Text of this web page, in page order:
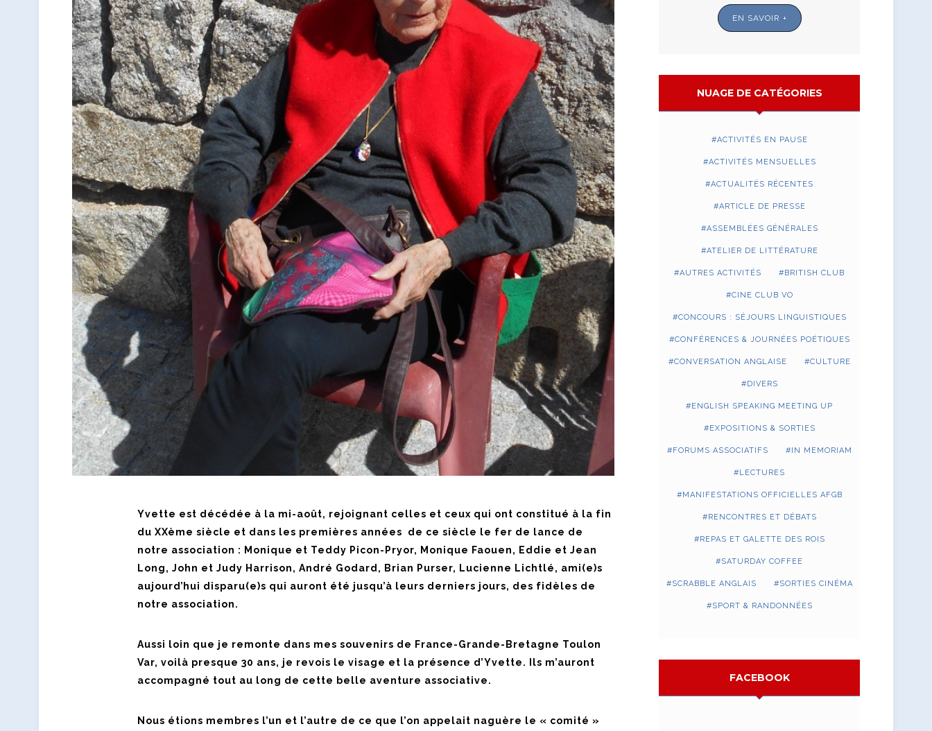
Yvette est décédée à la mi-août, rejoignant celles et ceux qui ont constitué à la fin
du XXème siècle et dans les premières années de ce siècle le fer de lance de
notre association : Monique et Teddy Picon-Pryor, Monique Faouen, Eddie et Jean
Long, John et Judy Harrison, André Godard, Brian Purser, Lucienne Lichtlé, ami(e)s
aujourd’hui disparu(e)s qui auront été jusqu’à leurs derniers jours, des fidèles de
notre association.
Aussi loin que je remonte dans mes souvenirs de France-Grande-Bretagne Toulon
Var, voilà presque 30 ans, je revois le visage et la présence d’Yvette. Ils m’auront
accompagné tout au long de cette belle aventure associative.
Nous étions membres l’un et l’autre de ce que l’on appelait naguère le « comité »
EN SAVOIR +
NUAGE DE CATÉGORIES
ACTIVITÉS EN PAUSE
ACTIVITÉS MENSUELLES
ACTUALITÉS RÉCENTES
ARTICLE DE PRESSE
ASSEMBLÉES GÉNÉRALES
ATELIER DE LITTÉRATURE
AUTRES ACTIVITÉS BRITISH CLUB
CINE CLUB VO
CONCOURS : SÉJOURS LINGUISTIQUES
CONFÉRENCES & JOURNÉES POÉTIQUES
CONVERSATION ANGLAISE CULTURE
DIVERS
ENGLISH SPEAKING MEETING UP
EXPOSITIONS & SORTIES
FORUMS ASSOCIATIFS IN MEMORIAM
LECTURES
MANIFESTATIONS OFFICIELLES AFGB
RENCONTRES ET DÉBATS
REPAS ET GALETTE DES ROIS
SATURDAY COFFEE
SCRABBLE ANGLAIS SORTIES CINÉMA
SPORT & RANDONNÉES
FACEBOOK